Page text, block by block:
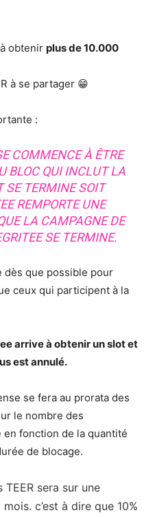
obtenir plus de 10.000
à se partager 😁
:
COMMENCE À ÊTRE
BLOC QUI INCLUT LA
SE TERMINE SOIT
REMPORTE UNE
LA CAMPAGNE DE
SE TERMINE.
dès que possible pour
ceux qui participent à la
arrive à obtenir un slot et
est annulé.
se fera au prorata des
le nombre des
fonction de la quantité
de blocage.
sera sur une
c’est à dire que 10%